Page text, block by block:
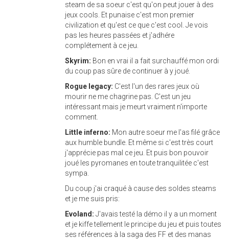
steam de sa soeur c'est qu'on peut jouer à des
jeux cools. Et punaise c'est mon premier
civilization et qu'est ce que c'est cool. Je vois
pas les heures passées et j'adhére
complétement à ce jeu.
Skyrim: Bon en vrai il a fait surchauffé mon ordi
du coup pas sûre de continuer à y joué.
Rogue legacy: C'est l'un des rares jeux où
mourir ne me chagrine pas. C'est un jeu
intéressant mais je meurt vraiment n'importe
comment.
Little inferno: Mon autre soeur me l'as filé grâce
aux humble bundle. Et même si c'est très court
j'apprécie pas mal ce jeu. Et puis bon pouvoir
joué les pyromanes en toute tranquilitée c'est
sympa.
Du coup j'ai craqué à cause des soldes steams
et je me suis pris:
Evoland: J'avais testé la démo il y a un moment
et je kiffe tellement le principe du jeu et puis toutes
ses références à la saga des FF et des manas